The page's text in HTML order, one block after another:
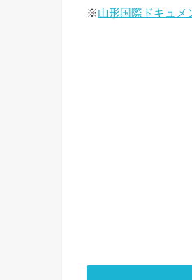
※山形国際ドキュメ